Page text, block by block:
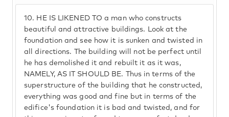
10. HE IS LIKENED TO a man who constructs
beautiful and attractive buildings. Look at the
foundation and see how it is sunken and twisted in
all directions. The building will not be perfect until
he has demolished it and rebuilt it as it was,
NAMELY, AS IT SHOULD BE. Thus in terms of the
superstructure of the building that he constructed,
everything was good and fine but in terms of the
edifice's foundation it is bad and twisted, and for